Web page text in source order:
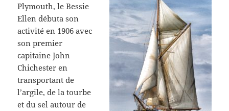
Plymouth, le Bessie
Ellen débuta son
activité en 1906 avec
son premier
capitaine John
Chichester en
transportant de
l’argile, de la tourbe
et du sel autour de